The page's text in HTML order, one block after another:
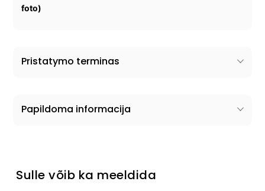
foto)
Pristatymo terminas
Papildoma informacija
Sulle võib ka meeldida